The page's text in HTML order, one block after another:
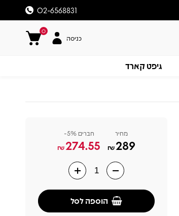
02-6568831
0
כניסה
גיפט קארד
מחיר
289
₪
חברים 5%-
274.55
₪
הוספה לסל